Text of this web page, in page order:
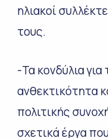
ηλιακοί
τους.
-Τα κονδύλια
ανθεκτικότητα
πολιτικής
σχετικά έργα